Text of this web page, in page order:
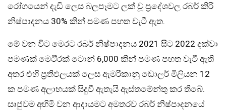
රෝගයෙන් දැඩි ලෙස බලපෑමට ලක් වූ ප‍්‍රදේශවල රබර් කිරි
නිෂ්පාදනය 30% කින් පමණ පහත වැටී ඇත.
මේ වන විට මෙරට රබර් නිෂ්පාදනය 2021 සිට 2022 දක්වා
පමණක් මෙටි‍්‍රක් ටොන් 6,000 කින් පමණ පහත වැටී ඇති
අතර එහි ප‍්‍රතිඵලයක් ලෙස ඇමරිකානු ඩොලර් මිලියන 12
ක පමණ අලාභයක් සිදුවී ඇතැයි ඇස්තමේන්තු කර තිබේ.
සෘජුවම අහිමි වන ආදායමට අමතරව රබර් නිෂ්පාදනයේ